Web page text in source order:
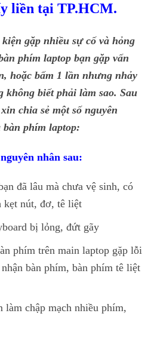
liền tại TP.HCM.
gặp nhiều sự cố và hỏng
phím laptop bạn gặp vấn
hoặc bấm 1 lần nhưng nhảy
biết phải làm sao. Sau
chia sẻ một số nguyên
phím laptop:
nhân sau:
đã lâu mà chưa vệ sinh, có
kẹt nút, đơ, tê liệt
bị lỏng, đứt gãy
phím trên main laptop gặp lỗi
bàn phím, bàn phím tê liệt
chập mạch nhiều phím,